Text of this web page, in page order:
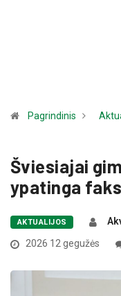
Pagrindinis
Šviesiajai
ypatinga
AKTUALIJOS
2026 12 gegužės